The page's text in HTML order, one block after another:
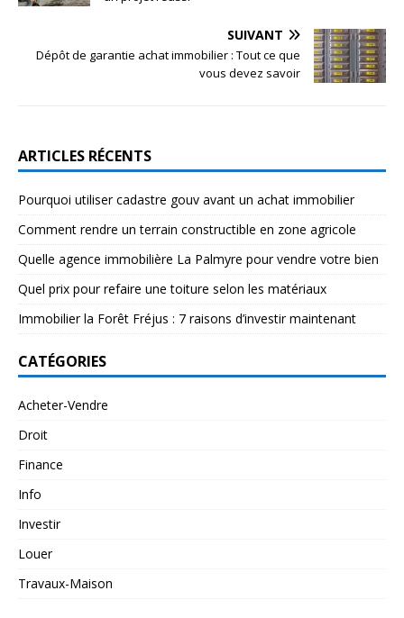
SUIVANT
Dépôt de garantie achat immobilier : Tout ce que
vous devez savoir
ARTICLES RÉCENTS
Pourquoi utiliser cadastre gouv avant un achat immobilier
Comment rendre un terrain constructible en zone agricole
Quelle agence immobilière La Palmyre pour vendre votre bien
Quel prix pour refaire une toiture selon les matériaux
Immobilier la Forêt Fréjus : 7 raisons d’investir maintenant
CATÉGORIES
Acheter-Vendre
Droit
Finance
Info
Investir
Louer
Travaux-Maison